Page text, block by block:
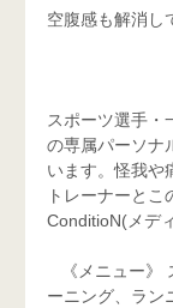
空腹感も解消し
スポーツ選手・
の専属パーソナ
います。怪我や
トレーナーと
ConditioN(メデ
ーニング、ラ